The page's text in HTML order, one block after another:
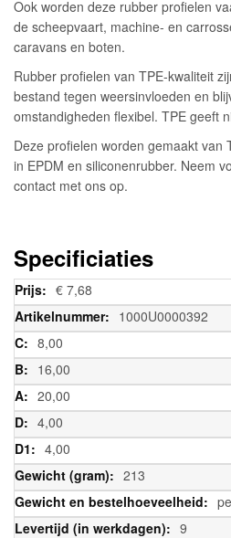
Ook worden deze rubber profielen
de scheepvaart, machine- en
caravans en boten.
Rubber profielen van TPE-kwaliteit
bestand tegen weersinvloeden en
omstandigheden flexibel. TPE geeft
Deze profielen worden gemaakt van
in EPDM en siliconenrubber. Neem
contact met ons op.
Specificiaties
Meer
informatie
€ 7,68
1000U0000392
8,00
16,00
20,00
4,00
4,00
213
9